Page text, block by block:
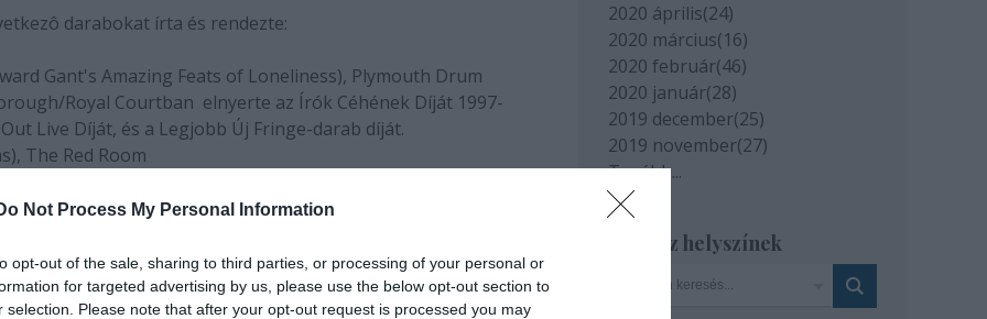
Not Process My Personal Information
opt-out of the sale, sharing to third parties, or processing of your personal or
for targeted advertising by us, please use the below opt-out section to
selection. Please note that after your opt-out request is processed you may
darabokat írta és rendezte:
Gant's Amazing Feats of Loneliness), Plymouth Drum
Royal Courtban  elnyerte az Írók Céhének Díját 1997-
Live Díját, és a Legjobb Új Fringe-darab díját.
The Red Room
2020 április(24)
2020 március(16)
2020 február(46)
2020 január(28)
2019 december(25)
2019 november(27)
Tovább...
Szinház helyszínek